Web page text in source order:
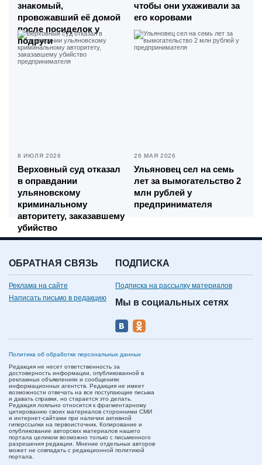
знакомый,
провожавший её домой
после посиделок у
подруги
чтобы они ухаживали за
его коровами
8 ИЮЛЯ 2026
Верховный суд отказал
в оправдании
ульяновскому
криминальному
авторитету, заказавшему
убийство
предпринимателя
26 МАЯ 2026
Ульяновец сел на семь
лет за вымогательство 2
млн рублей у
предпринимателя
ОБРАТНАЯ СВЯЗЬ
Реклама на сайте
Написать письмо в редакцию
ПОДПИСКА
Подписка на рассылку материалов
Мы в социальных сетях
Политика об обработке персональных данных
Редакция не несет ответственность за
достоверность информации, опубликованной в
рекламных объявлениях и сообщениях
информационных агентств. Редакция не имеет
возможности отвечать на все поступающие письма
и давать справки, но старается это делать.
Редакция лояльно относится к фрагментарному
цитированию своих материалов сторонними СМИ
и интернет-сайтами при наличии активной
гиперссылки на первоисточник. Копирование и
опубликование авторских материалов нашего
портала целиком возможно только с письменного
разрешения редакции. Мнение отдельных авторов
может не совпадать с редакционной политикой
портала.